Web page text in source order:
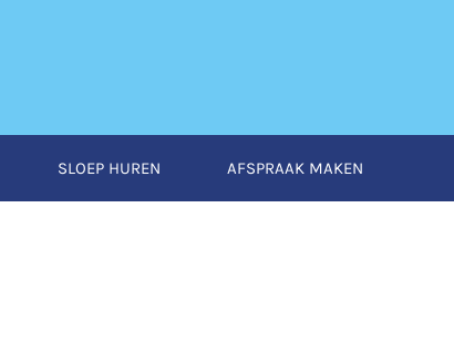
SLOEP HUREN AFSPRAAK MAKEN